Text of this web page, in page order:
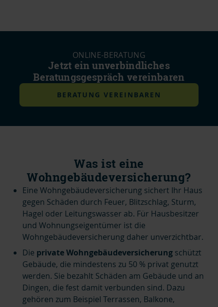
ONLINE-BERATUNG
Jetzt ein unverbindliches
Beratungsgespräch vereinbaren
BERATUNG VEREINBAREN
Was ist eine
Wohngebäudeversicherung?
Eine Wohngebäudeversicherung sichert Ihr Haus
gegen Schäden durch Feuer, Blitzschlag, Sturm,
Hagel oder Leitungswasser ab. Für Hausbesitzer
und Wohnungseigentümer ist die
Wohngebäudeversicherung daher unverzichtbar.
Die private Wohngebäudeversicherung schützt
Gebäude, die mindestens zu 50 % privat genutzt
werden. Sie bezahlt Schäden am Gebäude und an
Dingen, die fest damit verbunden sind. Dazu
gehören zum Beispiel Terrassen, Balkone,